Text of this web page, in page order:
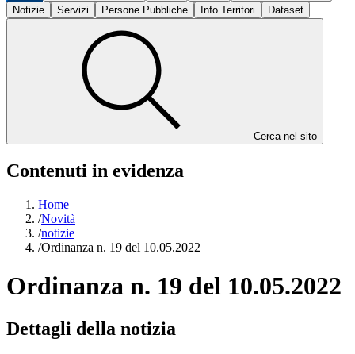
Notizie
Servizi Persone Pubbliche Info Territori Dataset
Cerca nel sito
Contenuti in evidenza
Home
/Novità
/notizie
/Ordinanza n. 19 del 10.05.2022
Ordinanza n. 19 del 10.05.2022
Dettagli della notizia